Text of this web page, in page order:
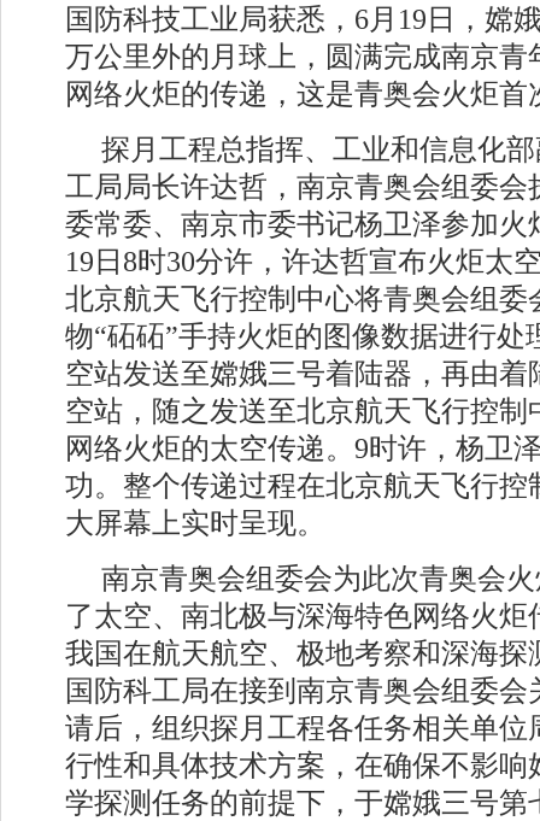
国防科技工业局获悉，6月19日，嫦
万公里外的月球上，圆满完成南京青
网络火炬的传递，这是青奥会火炬
探月工程总指挥、工业和信息化
工局局长许达哲，南京青奥会组委会
委常委、南京市委书记杨卫泽参加火
19日8时30分许，许达哲宣布火炬太
北京航天飞行控制中心将青奥会组委
物“砳砳”手持火炬的图像数据进行处
空站发送至嫦娥三号着陆器，再由着
空站，随之发送至北京航天飞行控制
网络火炬的太空传递。9时许，杨卫
功。整个传递过程在北京航天飞行控
大屏幕上实时呈现。
南京青奥会组委会为此次青奥会
了太空、南北极与深海特色网络火炬
我国在航天航空、极地考察和深海探
国防科工局在接到南京青奥会组委
请后，组织探月工程各任务相关单位
行性和具体技术方案，在确保不影响
学探测任务的前提下，于嫦娥三号第